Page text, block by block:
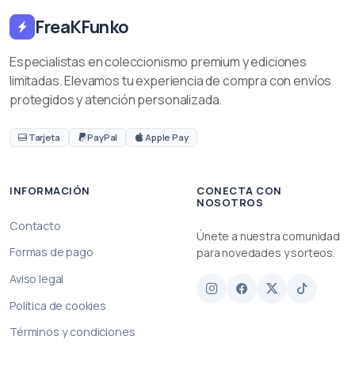
FreaKFunko
Especialistas en coleccionismo premium y ediciones
limitadas. Elevamos tu experiencia de compra con envíos
protegidos y atención personalizada.
Tarjeta PayPal Apple Pay
INFORMACIÓN
Contacto
Formas de pago
Aviso legal
Política de cookies
Términos y condiciones
CONECTA CON
NOSOTROS
Únete a nuestra comunidad
para novedades y sorteos.